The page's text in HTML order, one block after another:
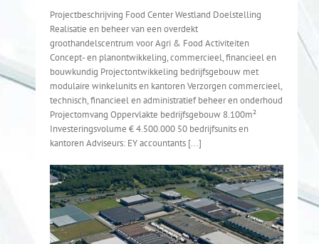
Projectbeschrijving Food Center Westland Doelstelling
Realisatie en beheer van een overdekt
groothandelscentrum voor Agri & Food Activiteiten
Concept- en planontwikkeling, commercieel, financieel en
bouwkundig Projectontwikkeling bedrijfsgebouw met
modulaire winkelunits en kantoren Verzorgen commercieel,
technisch, financieel en administratief beheer en onderhoud
Projectomvang Oppervlakte bedrijfsgebouw 8.100m²
Investeringsvolume € 4.500.000 50 bedrijfsunits en
kantoren Adviseurs: EY accountants [...]